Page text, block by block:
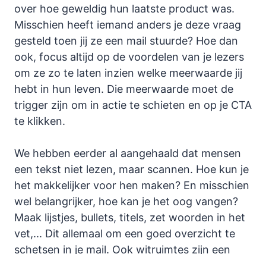
over hoe geweldig hun laatste product was.
Misschien heeft iemand anders je deze vraag
gesteld toen jij ze een mail stuurde? Hoe dan
ook, focus altijd op de voordelen van je lezers
om ze zo te laten inzien welke meerwaarde jij
hebt in hun leven. Die meerwaarde moet de
trigger zijn om in actie te schieten en op je CTA
te klikken.
We hebben eerder al aangehaald dat mensen
een tekst niet lezen, maar scannen. Hoe kun je
het makkelijker voor hen maken? En misschien
wel belangrijker, hoe kan je het oog vangen?
Maak lijstjes, bullets, titels, zet woorden in het
vet,... Dit allemaal om een goed overzicht te
schetsen in je mail. Ook witruimtes zijn een